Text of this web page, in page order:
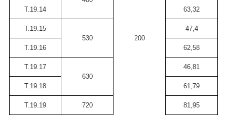
200
Т.19.14 63,32
Т.19.15
530
47,4
Т.19.16 62,58
Т.19.17
630
46,81
Т.19.18 61,79
Т.19.19 720 81,95